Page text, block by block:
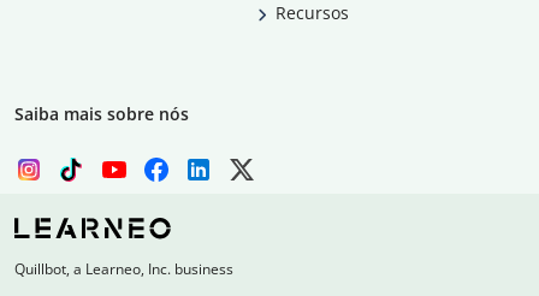
Recursos
Saiba mais sobre nós
Quillbot, a Learneo, Inc. business